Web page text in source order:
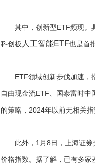
其中，创新型ETF频现。具
科创板 人工智能ETF也是首
ETF领域创新步伐加速，指
自由现金流ETF、国泰富时
的策略，2024年以前无相关
此外，1月8日，上海证券
价格指数。据了解，已有多